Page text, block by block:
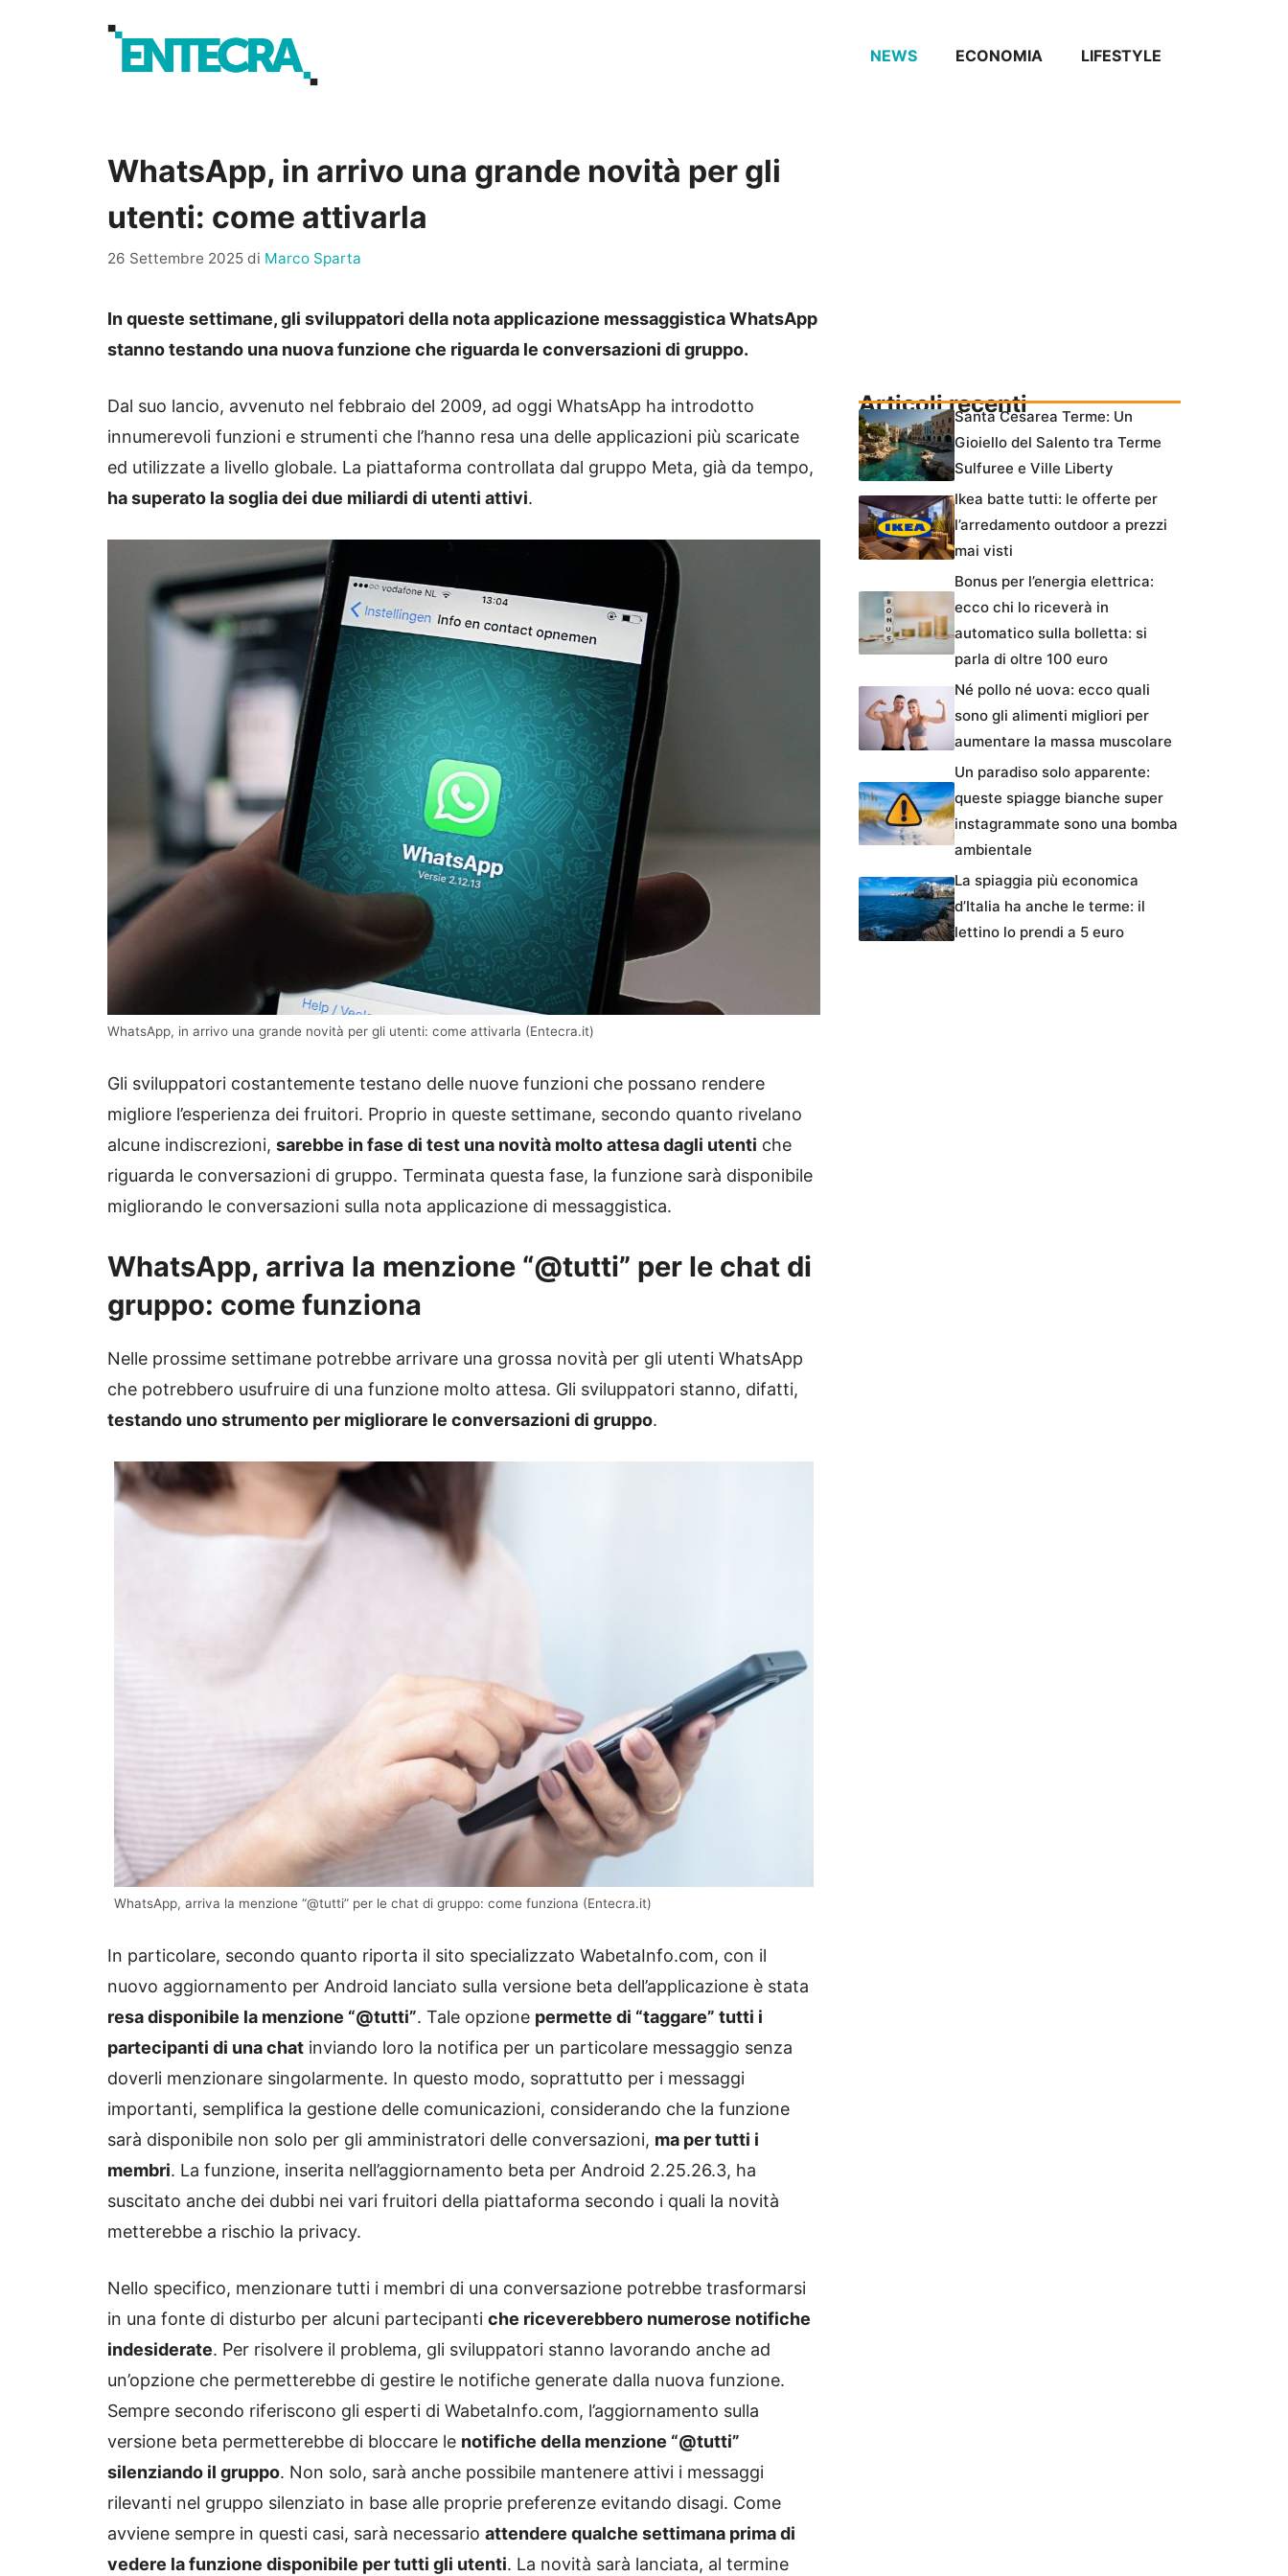
NEWS ECONOMIA LIFESTYLE
WhatsApp, in arrivo una grande novità per gli
utenti: come attivarla
26 Settembre 2025 di Marco Sparta
In queste settimane, gli sviluppatori della nota applicazione messaggistica WhatsApp
stanno testando una nuova funzione che riguarda le conversazioni di gruppo.
Dal suo lancio, avvenuto nel febbraio del 2009, ad oggi WhatsApp ha introdotto
innumerevoli funzioni e strumenti che l’hanno resa una delle applicazioni più scaricate
ed utilizzate a livello globale. La piattaforma controllata dal gruppo Meta, già da tempo,
ha superato la soglia dei due miliardi di utenti attivi.
WhatsApp, in arrivo una grande novità per gli utenti: come attivarla (Entecra.it)
Gli sviluppatori costantemente testano delle nuove funzioni che possano rendere
migliore l’esperienza dei fruitori. Proprio in queste settimane, secondo quanto rivelano
alcune indiscrezioni, sarebbe in fase di test una novità molto attesa dagli utenti che
riguarda le conversazioni di gruppo. Terminata questa fase, la funzione sarà disponibile
migliorando le conversazioni sulla nota applicazione di messaggistica.
WhatsApp, arriva la menzione “@tutti” per le chat di
gruppo: come funziona
Nelle prossime settimane potrebbe arrivare una grossa novità per gli utenti WhatsApp
che potrebbero usufruire di una funzione molto attesa. Gli sviluppatori stanno, difatti,
testando uno strumento per migliorare le conversazioni di gruppo.
WhatsApp, arriva la menzione “@tutti” per le chat di gruppo: come funziona (Entecra.it)
In particolare, secondo quanto riporta il sito specializzato WabetaInfo.com, con il
nuovo aggiornamento per Android lanciato sulla versione beta dell’applicazione è stata
resa disponibile la menzione “@tutti”. Tale opzione permette di “taggare” tutti i
partecipanti di una chat inviando loro la notifica per un particolare messaggio senza
doverli menzionare singolarmente. In questo modo, soprattutto per i messaggi
importanti, semplifica la gestione delle comunicazioni, considerando che la funzione
sarà disponibile non solo per gli amministratori delle conversazioni, ma per tutti i
membri. La funzione, inserita nell’aggiornamento beta per Android 2.25.26.3, ha
suscitato anche dei dubbi nei vari fruitori della piattaforma secondo i quali la novità
metterebbe a rischio la privacy.
Nello specifico, menzionare tutti i membri di una conversazione potrebbe trasformarsi
in una fonte di disturbo per alcuni partecipanti che riceverebbero numerose notifiche
indesiderate. Per risolvere il problema, gli sviluppatori stanno lavorando anche ad
un’opzione che permetterebbe di gestire le notifiche generate dalla nuova funzione.
Sempre secondo riferiscono gli esperti di WabetaInfo.com, l’aggiornamento sulla
versione beta permetterebbe di bloccare le notifiche della menzione “@tutti”
silenziando il gruppo. Non solo, sarà anche possibile mantenere attivi i messaggi
rilevanti nel gruppo silenziato in base alle proprie preferenze evitando disagi. Come
avviene sempre in questi casi, sarà necessario attendere qualche settimana prima di
vedere la funzione disponibile per tutti gli utenti. La novità sarà lanciata, al termine
Articoli recentiSanta Cesarea Terme: Un
Gioiello del Salento tra Terme
Sulfuree e Ville Liberty
Ikea batte tutti: le offerte per
l’arredamento outdoor a prezzi
mai visti
Bonus per l’energia elettrica:
ecco chi lo riceverà in
automatico sulla bolletta: si
parla di oltre 100 euro
Né pollo né uova: ecco quali
sono gli alimenti migliori per
aumentare la massa muscolare
Un paradiso solo apparente:
queste spiagge bianche super
instagrammate sono una bomba
ambientale
La spiaggia più economica
d’Italia ha anche le terme: il
lettino lo prendi a 5 euro